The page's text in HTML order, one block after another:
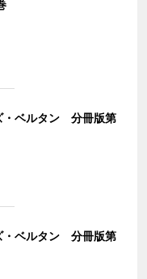
・ベルタン 分冊版第
・ベルタン 分冊版第